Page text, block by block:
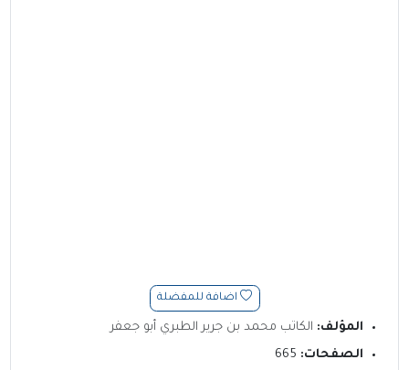
اضافة للمفضلة
المؤلف: الكاتب محمد بن جرير الطبري أبو جعفر
الصفحات: